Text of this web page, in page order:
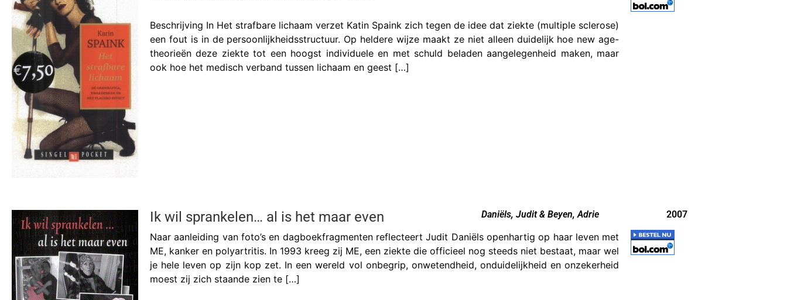
Beschrijving In Het strafbare lichaam verzet Katin Spaink zich tegen de idee dat ziekte (multiple sclerose)
een fout is in de persoonlijkheidsstructuur. Op heldere wijze maakt ze niet alleen duidelijk hoe new age-
theorieën deze ziekte tot een hoogst individuele en met schuld beladen aangelegenheid maken, maar
ook hoe het medisch verband tussen lichaam en geest […]
Ik wil sprankelen… al is het maar even Daniëls, Judit & Beyen, Adrie 2007
Naar aanleiding van foto’s en dagboekfragmenten reflecteert Judit Daniëls openhartig op haar leven met
ME, kanker en polyartritis. In 1993 kreeg zij ME, een ziekte die officieel nog steeds niet bestaat, maar wel
je hele leven op zijn kop zet. In een wereld vol onbegrip, onwetendheid, onduidelijkheid en onzekerheid
moest zij zich staande zien te […]